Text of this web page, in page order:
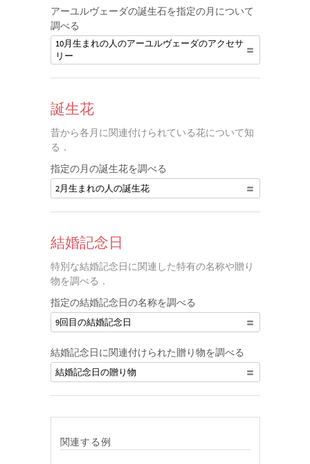
アーユルヴェーダの誕生石を指定の月について
調べる
10月生まれの人のアーユルヴェーダのアクセサ
リー
誕生花
昔から各月に関連付けられている花について知
る．
指定の月の誕生花を調べる
2月生まれの人の誕生花
結婚記念日
特別な結婚記念日に関連した特有の名称や贈り
物を調べる．
指定の結婚記念日の名称を調べる
9回目の結婚記念日
結婚記念日に関連付けられた贈り物を調べる
結婚記念日の贈り物
関連する例